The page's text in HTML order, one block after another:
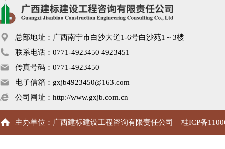
总部地址：广西南宁市白沙大道1-6号白沙苑1～3楼
联系电话：0771-4923450 4923451
传真号码：0771-4923450
电子信箱：gxjb4923450@163.com
公司网址：http://www.gxjb.com.cn
主办单位：广西建标建设工程咨询有限责任公司 桂ICP备